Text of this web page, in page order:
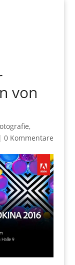
von
,
| 0 Kommentare